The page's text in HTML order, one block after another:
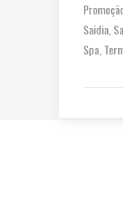
Saidia
Spa